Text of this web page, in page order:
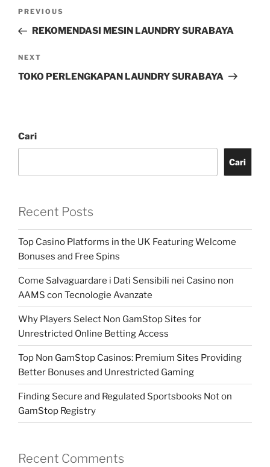
PREVIOUS
REKOMENDASI MESIN LAUNDRY SURABAYA
NEXT
TOKO PERLENGKAPAN LAUNDRY SURABAYA
Cari
Cari
Recent Posts
Top Casino Platforms in the UK Featuring Welcome
Bonuses and Free Spins
Come Salvaguardare i Dati Sensibili nei Casino non
AAMS con Tecnologie Avanzate
Why Players Select Non GamStop Sites for
Unrestricted Online Betting Access
Top Non GamStop Casinos: Premium Sites Providing
Better Bonuses and Unrestricted Gaming
Finding Secure and Regulated Sportsbooks Not on
GamStop Registry
Recent Comments